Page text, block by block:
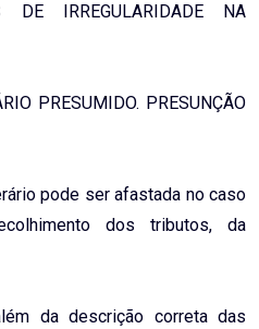
DE IRREGULARIDADE NA
PRESUMIDO. PRESUNÇÃO
pode ser afastada no caso
dos tributos, da
da descrição correta das